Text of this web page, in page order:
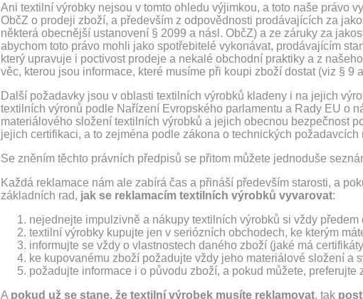
Ani textilní výrobky nejsou v tomto ohledu výjimkou, a toto naše právo
ObčZ o prodeji zboží, a především z odpovědnosti prodávajících za
některá obecnější ustanovení § 2099 a násl. ObčZ) a ze záruky za
abychom toto právo mohli jako spotřebitelé vykonávat, prodávajícím
který upravuje i poctivost prodeje a nekalé obchodní praktiky a z
věc, kterou jsou informace, které musíme při koupi zboží dostat (viz § 9
Další požadavky jsou v oblasti textilních výrobků kladeny i na jejich
textilních výronů podle Nařízení Evropského parlamentu a Rady EU o
materiálového složení textilních výrobků a jejich obecnou bezpečnost
jejich certifikaci, a to zejména podle zákona o technických požadavcích
Se zněním těchto právních předpisů se přitom můžete jednoduše
Každá reklamace nám ale zabírá čas a přináší především starosti, a
základních rad, jak se reklamacím textilních výrobků vyvarovat:
nejednejte impulzivně a nákupy textilních výrobků si vždy předem
textilní výrobky kupujte jen v seriózních obchodech, ke kterým
informujte se vždy o vlastnostech daného zboží (jaké má
ke kupovanému zboží požadujte vždy jeho materiálové složení a
požadujte informace i o původu zboží, a pokud můžete,
A pokud už se stane, že textilní výrobek musíte reklamovat, tak